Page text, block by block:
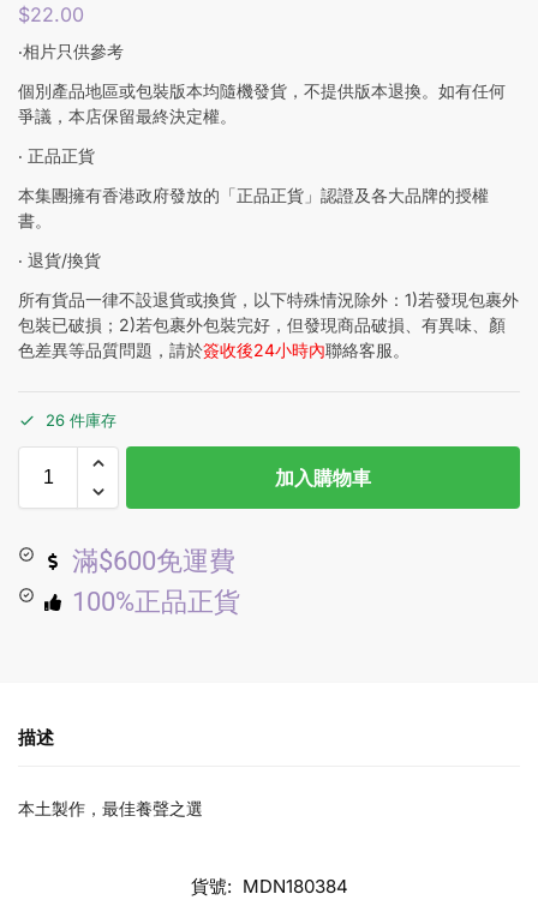
$22.00
‧相片只供參考
個別產品地區或包裝版本均隨機發貨，不提供版本退換。如有任何
爭議，本店保留最終決定權。
‧ 正品正貨
本集團擁有香港政府發放的「正品正貨」認證及各大品牌的授權
書。
‧ 退貨/換貨
所有貨品一律不設退貨或換貨，以下特殊情況除外：1)若發現包裹外
包裝已破損；2)若包裹外包裝完好，但發現商品破損、有異味、顏
色差異等品質問題，請於簽收後24小時內聯絡客服。
26 件庫存
加入購物車
滿$600免運費
100%正品正貨
描述
本土製作，最佳養聲之選
貨號: MDN180384